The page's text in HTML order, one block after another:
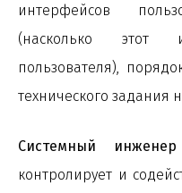
интерфейсов
(насколько этот
пользователя),
технического задания
Системный
контролирует и